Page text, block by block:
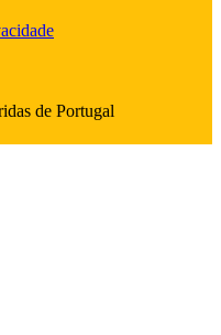
de Portugal